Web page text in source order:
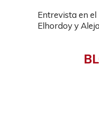
Entrevista en
Elhordoy y